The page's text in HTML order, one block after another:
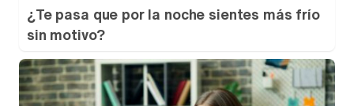
¿Te pasa que por la noche sientes más frío
sin motivo?